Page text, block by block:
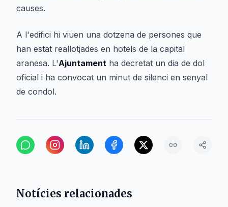
causes.
A l'edifici hi viuen una dotzena de persones que
han estat reallotjades en hotels de la capital
aranesa. L'Ajuntament ha decretat un dia de dol
oficial i ha convocat un minut de silenci en senyal
de condol.
Notícies relacionades